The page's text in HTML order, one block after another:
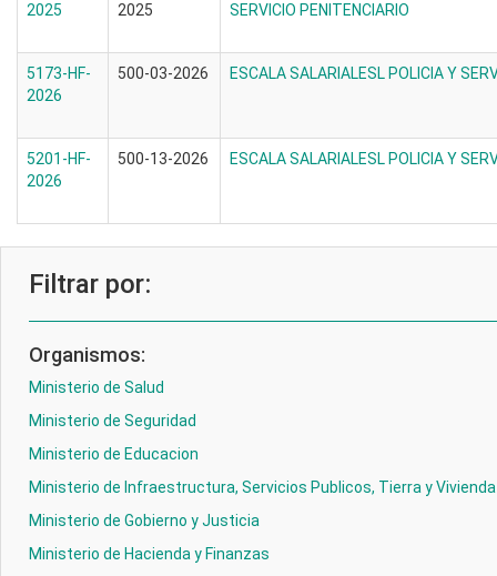
2025
2025
SERVICIO PENITENCIARIO
5173-HF-
2026
500-03-2026 ESCALA SALARIALESL POLICIA Y
5201-HF-
2026
500-13-2026 ESCALA SALARIALESL POLICIA Y
Filtrar por:
Organismos:
Ministerio de Salud
Ministerio de Seguridad
Ministerio de Educacion
Ministerio de Infraestructura, Servicios Publicos, Tierra y Vivienda
Ministerio de Gobierno y Justicia
Ministerio de Hacienda y Finanzas